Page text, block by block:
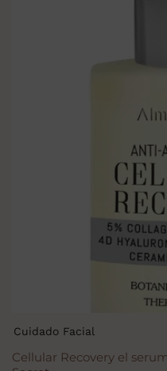
Cellular Recovery el
Cuidado Facial